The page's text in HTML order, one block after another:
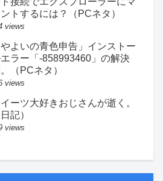
トするには？（PCネタ）
views
やよいの青色申告」インストー
エラー「-858993460」の解決
（PCネタ）
views
ーツ大好きおじさんが逝く。
日記）
views